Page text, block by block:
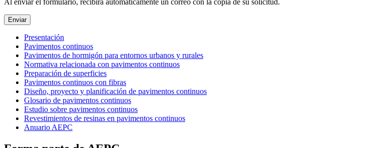
Al enviar el formulario, recibirá automáticamente un correo con la copia de su solicitud.
Enviar
Presentación
Pavimentos continuos
Pavimentos de hormigón para entornos urbanos y rurales
Normativa relacionada con pavimentos continuos
Preparación de superficies
Pavimentos continuos con fibras
Diseño, proyecto y planificación de pavimentos continuos
Glosario de pavimentos continuos
Estudio sobre pavimentos continuos
Revestimientos de resinas en pavimentos continuos
Anuario AEPC